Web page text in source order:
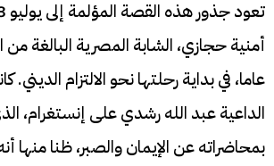
عاما، في بداية رحلتها نحو الالتزام
الداعية عبد الله رشدي على إنستغرام،
بمحاضراته عن الإيمان والصبر، ظنا منها